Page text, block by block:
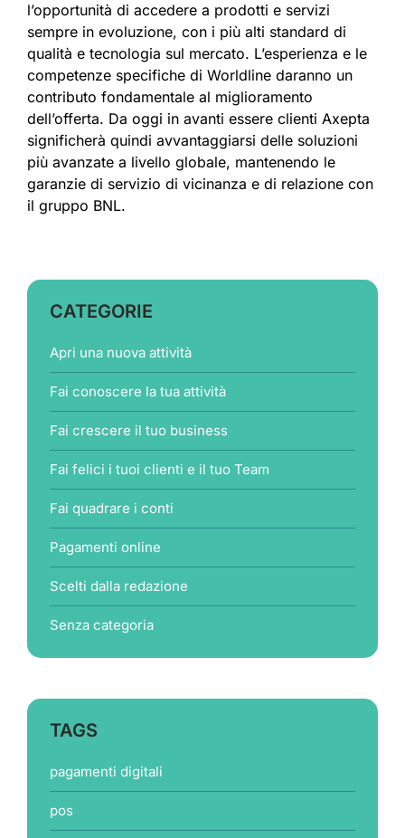
l’opportunità di accedere a prodotti e servizi
sempre in evoluzione, con i più alti standard di
qualità e tecnologia sul mercato. L’esperienza e le
competenze specifiche di Worldline daranno un
contributo fondamentale al miglioramento
dell’offerta. Da oggi in avanti essere clienti Axepta
significherà quindi avvantaggiarsi delle soluzioni
più avanzate a livello globale, mantenendo le
garanzie di servizio di vicinanza e di relazione con
il gruppo BNL.
CATEGORIE
Apri una nuova attività
Fai conoscere la tua attività
Fai crescere il tuo business
Fai felici i tuoi clienti e il tuo Team
Fai quadrare i conti
Pagamenti online
Scelti dalla redazione
Senza categoria
TAGS
pagamenti digitali
pos